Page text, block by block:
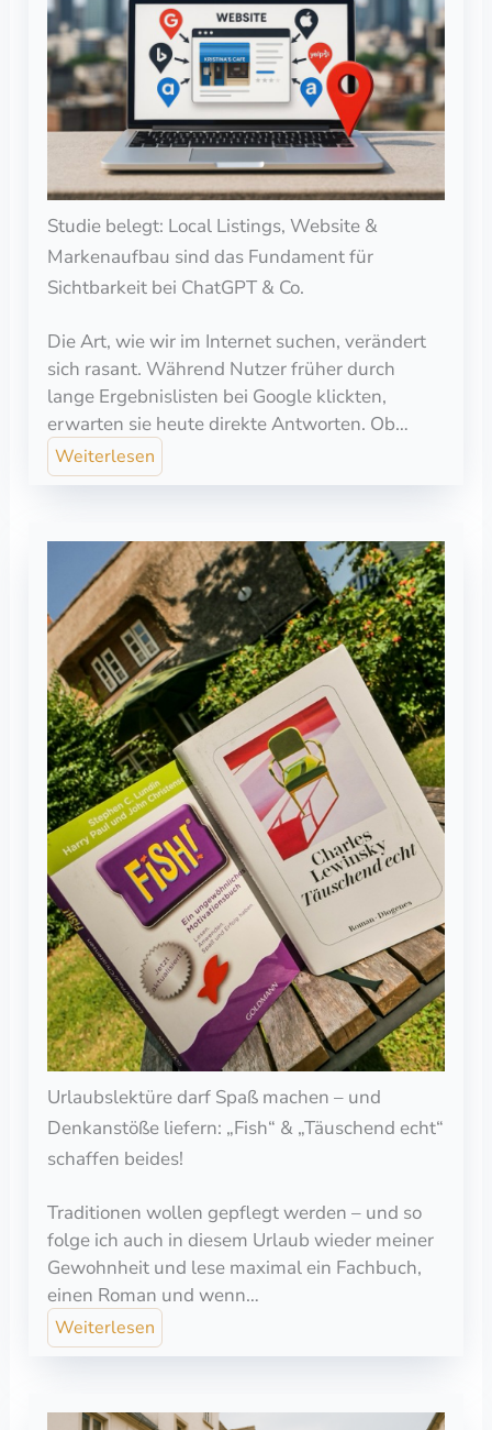
Studie belegt: Local Listings, Website &
Markenaufbau sind das Fundament für
Sichtbarkeit bei ChatGPT & Co.
Die Art, wie wir im Internet suchen, verändert
sich rasant. Während Nutzer früher durch
lange Ergebnislisten bei Google klickten,
erwarten sie heute direkte Antworten. Ob…
Weiterlesen
Urlaubslektüre darf Spaß machen – und
Denkanstöße liefern: „Fish“ & „Täuschend echt“
schaffen beides!
Traditionen wollen gepflegt werden – und so
folge ich auch in diesem Urlaub wieder meiner
Gewohnheit und lese maximal ein Fachbuch,
einen Roman und wenn…
Weiterlesen